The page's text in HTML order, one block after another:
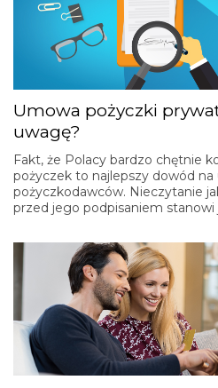
Umowa pożyczki
uwagę?
Fakt, że Polacy bardzo chętnie
pożyczek to najlepszy dowód na
pożyczkodawców. Nieczytanie
przed jego podpisaniem stanowi